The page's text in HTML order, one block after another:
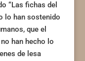
“Las fichas del
lo han sostenido
que el
han hecho lo
de lesa